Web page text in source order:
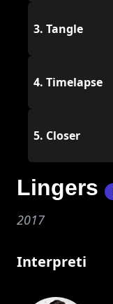
3. Tangle
4. Timelapse
5. Closer
Lingers
2017
Interpreti